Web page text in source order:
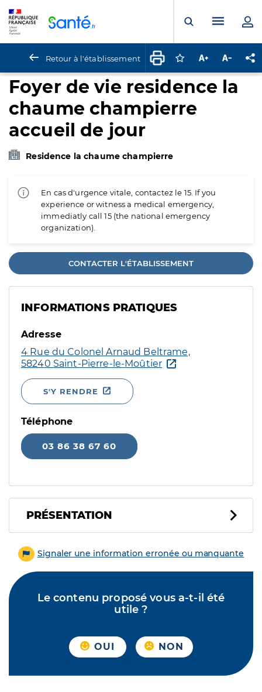
Ouvrir laMenu
Retour à l'établissement Connectez-vous
Augmenter la
Foyer de vie residence la
chaume champierre
accueil de jour
Residence la chaume champierre
En cas d'urgence vitale, contactez le 15. If you
experience or witness a medical emergency,
immediatly call 15 (the national emergency
organization).
CONTACTER L'ÉTABLISSEMENT
INFORMATIONS PRATIQUES
Adresse
4 Rue du Colonel Arnaud Beltrame,
58240 Saint-Pierre-le-Moûtier
S'Y RENDRE
Téléphone
03 86 38 67 60
PRÉSENTATION
Signaler une information erronée ou manquante
Le contenu proposé vous a-t-il été
utile ?
OUI NON